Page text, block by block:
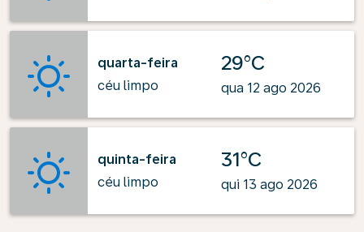
quarta-feira
céu limpo
29°C
qua 12 ago 2026
quinta-feira
céu limpo
31°C
qui 13 ago 2026